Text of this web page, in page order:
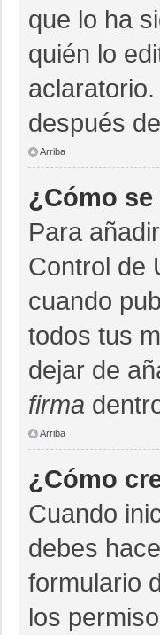
que lo ha
quién lo
después
Arriba
¿Cómo
Para
Control de
cuando
todos tus
dejar de
firma
Arriba
¿Cómo
Cuando
debes
formulario
los